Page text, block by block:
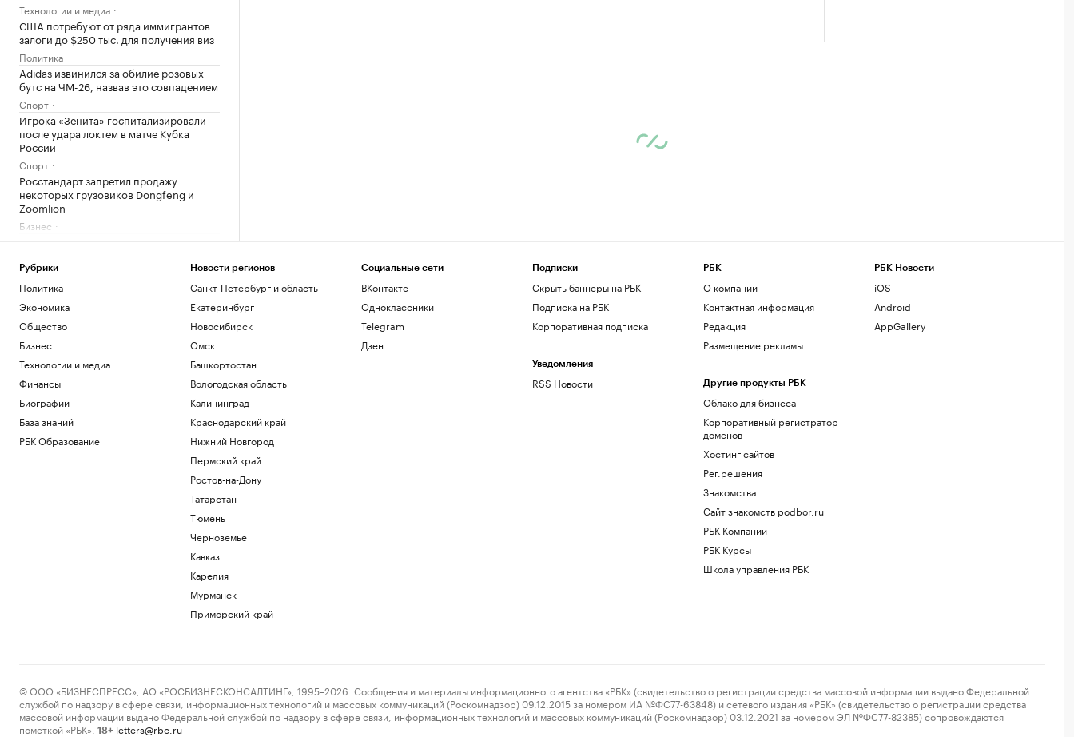
Технологии и медиа
США потребуют от ряда иммигрантов
залоги до $250 тыс. для получения виз
Политика
Adidas извинился за обилие розовых
бутс на ЧМ-26, назвав это совпадением
Спорт
Игрока «Зенита» госпитализировали
после удара локтем в матче Кубка
России
Спорт
Росстандарт запретил продажу
некоторых грузовиков Dongfeng и
Zoomlion
Бизнес
Затраты на строительство ТЭС для
Бизнес
Рубрики
Политика
Экономика
Общество
Бизнес
Технологии и медиа
Финансы
Биографии
База знаний
РБК Образование
Новости регионов
Санкт-Петербург и область
Екатеринбург
Новосибирск
Омск
Башкортостан
Вологодская область
Калининград
Краснодарский край
Нижний Новгород
Пермский край
Ростов-на-Дону
Татарстан
Тюмень
Черноземье
Кавказ
Карелия
Мурманск
Приморский край
Социальные сети
ВКонтакте
Одноклассники
Telegram
Дзен
Подписки
Скрыть баннеры на РБК
Подписка на РБК
Корпоративная подписка
Уведомления
RSS Новости
РБК
О компании
Контактная информация
Редакция
Размещение рекламы
Другие продукты РБК
Облако для бизнеса
Корпоративный регистратор
доменов
Хостинг сайтов
Рег.решения
Знакомства
Сайт знакомств podbor.ru
РБК Компании
РБК Курсы
Школа управления РБК
РБК Новости
iOS
Android
AppGallery
© ООО «БИЗНЕСПРЕСС», АО «РОСБИЗНЕСКОНСАЛТИНГ», 1995–2026. Сообщения и материалы информационного агентства «РБК» (свидетельство о регистрации средства массовой информации выдано Федеральной
службой по надзору в сфере связи, информационных технологий и массовых коммуникаций (Роскомнадзор) 09.12.2015 за номером ИА №ФС77-63848) и сетевого издания «РБК» (свидетельство о регистрации средства
массовой информации выдано Федеральной службой по надзору в сфере связи, информационных технологий и массовых коммуникаций (Роскомнадзор) 03.12.2021 за номером ЭЛ №ФС77-82385) сопровождаются
пометкой «РБК».
18+ letters@rbc.ru